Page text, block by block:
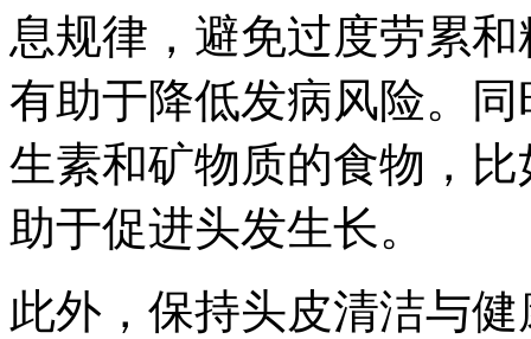
息规律，避免过度劳累
有助于降低发病风险。
生素和矿物质的食物，
助于促进头发生长。
此外，保持头皮清洁与